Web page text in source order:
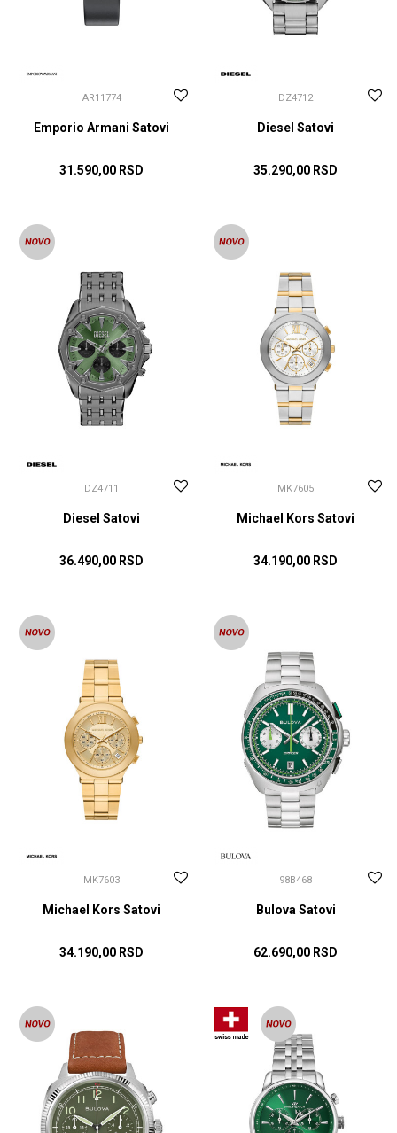
AR11774
Emporio Armani Satovi
31.590,00 RSD
DZ4712
Diesel Satovi
35.290,00 RSD
DZ4711
Diesel Satovi
36.490,00 RSD
MK7605
Michael Kors Satovi
34.190,00 RSD
MK7603
Michael Kors Satovi
34.190,00 RSD
98B468
Bulova Satovi
62.690,00 RSD
DODAJ U KORPU